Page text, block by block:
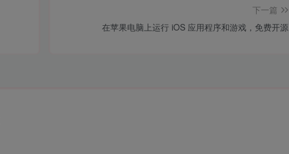
下一篇
在苹果电脑上运行 iOS 应用程序和游戏，免费开源